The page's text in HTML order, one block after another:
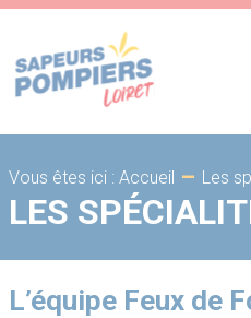
Vous êtes ici : Accueil - Les
LES
L’équipe Feux de